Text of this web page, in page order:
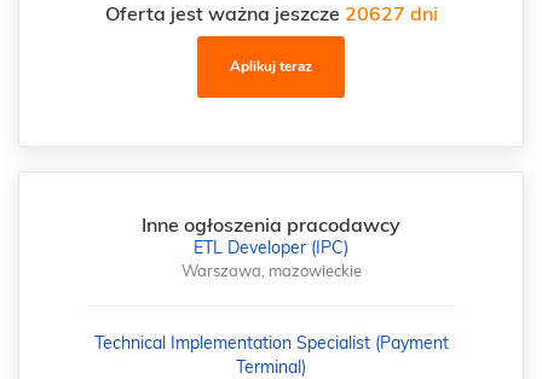
Oferta jest ważna jeszcze 20627 dni
Aplikuj teraz
Inne ogłoszenia pracodawcy
ETL Developer (IPC)
Warszawa, mazowieckie
Technical Implementation Specialist (Payment
Terminal)